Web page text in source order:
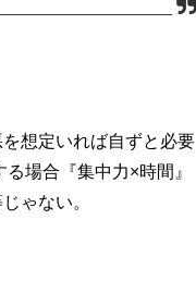
想定いれば自ずと必要
場合『集中力×時間』
ゃない。